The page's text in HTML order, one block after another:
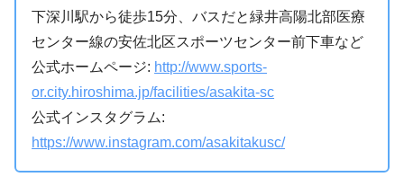
下深川駅から徒歩15分、バスだと緑井高陽北部医療
センター線の安佐北区スポーツセンター前下車など
公式ホームページ: http://www.sports-
or.city.hiroshima.jp/facilities/asakita-sc
公式インスタグラム:
https://www.instagram.com/asakitakusc/